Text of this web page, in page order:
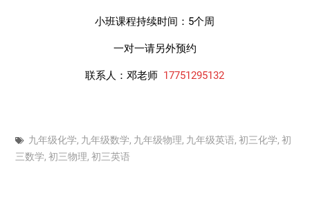
小班课程持续时间：5个周
一对一请另外预约
联系人：邓老师 17751295132
九年级化学, 九年级数学, 九年级物理, 九年级英语, 初三化学, 初
三数学, 初三物理, 初三英语